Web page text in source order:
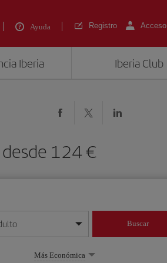
Ayuda Registro Acceso
Iberia Iberia Club
desde 124 €
mes/año
Buscar
Más Económica